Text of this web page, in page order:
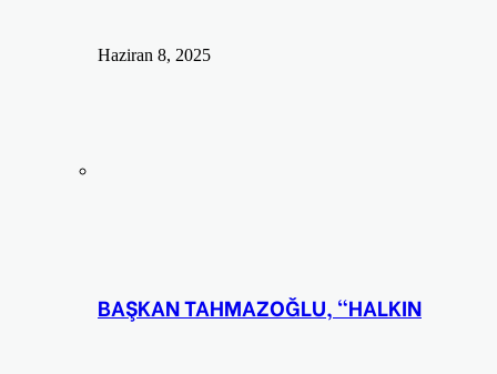
Haziran 8, 2025
BAŞKAN TAHMAZOĞLU, “HALKIN